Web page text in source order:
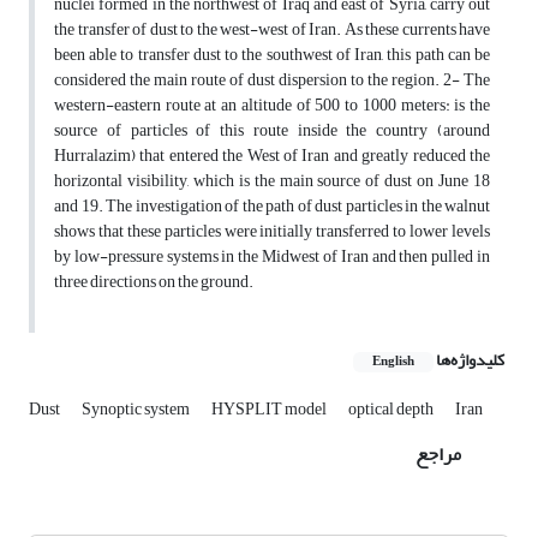
the transfer of dust to the west-west of Iran. As these currents have
been able to transfer dust to the southwest of Iran, this path can be
considered the main route of dust dispersion to the region. 2- The
western-eastern route at an altitude of 500 to 1000 meters:is the
source of particles of this route inside the country (around
Hurralazim) that entered the West of Iran and greatly reduced the
horizontal visibility, which is the main source of dust on June 18
and 19. The investigation of the path of dust particles in the walnut
shows that these particles were initially transferred to lower levels
by low-pressure systems in the Midwest of Iran and then pulled in
three directions on the ground.
کلیدواژه‌ها English
Dust Synoptic system HYSPLIT model optical depth Iran
مراجع